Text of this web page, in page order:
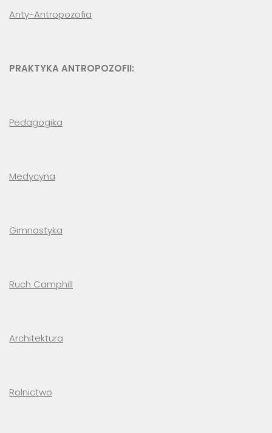
Anty-Antropozofia
PRAKTYKA ANTROPOZOFII:
Pedagogika
Medycyna
Gimnastyka
Ruch Camphill
Architektura
Rolnictwo